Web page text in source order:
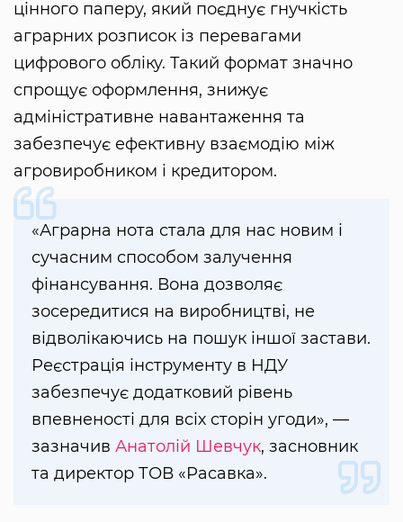
цінного паперу, який поєднує гнучкість
аграрних розписок із перевагами
цифрового обліку. Такий формат значно
спрощує оформлення, знижує
адміністративне навантаження та
забезпечує ефективну взаємодію між
агровиробником і кредитором.
«Аграрна нота стала для нас новим і
сучасним способом залучення
фінансування. Вона дозволяє
зосередитися на виробництві, не
відволікаючись на пошук іншої застави.
Реєстрація інструменту в НДУ
забезпечує додатковий рівень
впевненості для всіх сторін угоди», —
зазначив Анатолій Шевчук, засновник
та директор ТОВ «Расавка».